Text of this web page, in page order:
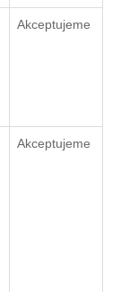
Akceptujeme
Akceptujeme